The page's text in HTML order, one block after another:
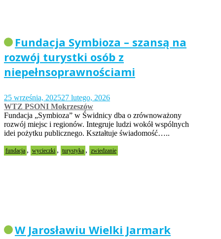
Fundacja Symbioza – szansą na
rozwój turystki osób z
niepełnsoprawnościami
25 września, 202527 lutego, 2026
WTZ PSONI Mokrzeszów
Fundacja „Symbioza” w Świdnicy dba o zrównoważony
rozwój miejsc i regionów. Integruje ludzi wokół wspólnych
idei pożytku publicznego. Kształtuje świadomość…..
fundacja , wycieczki , turystyka , zwiedzanie
W Jarosławiu Wielki Jarmark